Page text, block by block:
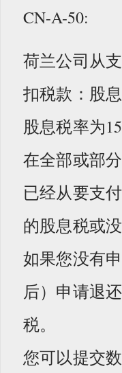
CN-A-50:
荷兰公司从
扣税款：股息
股息税率为
在全部或部
已经从要支
的股息税或
如果您没有
后）申请退
税。
您可以提交